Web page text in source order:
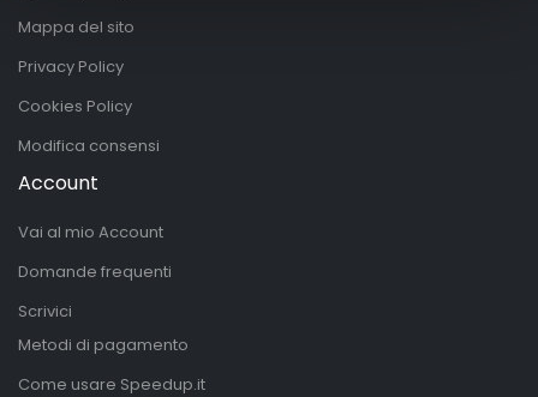
Mappa del sito
Privacy Policy
Cookies Policy
Modifica consensi
Account
Vai al mio Account
Domande frequenti
Scrivici
Metodi di pagamento
Come usare Speedup.it